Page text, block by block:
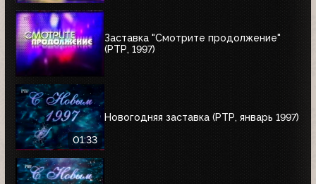
Заставка "Смотрите продолжение"
(РТР, 1997)
01:33
Новогодняя заставка (РТР, январь 1997)